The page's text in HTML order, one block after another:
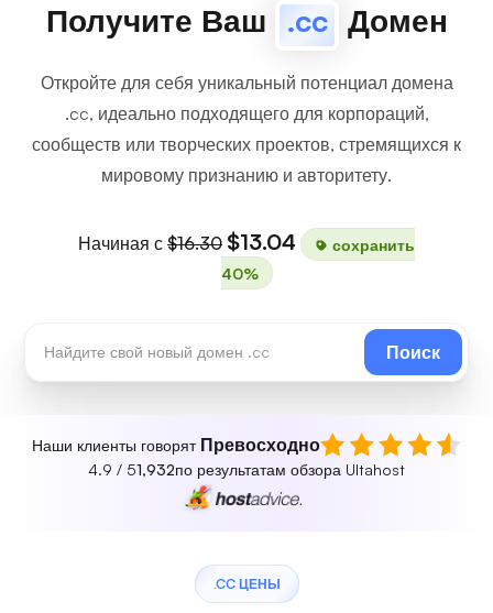
Получите Ваш .cc Домен
Откройте для себя уникальный потенциал домена
.cc, идеально подходящего для корпораций,
сообществ или творческих проектов, стремящихся к
мировому признанию и авторитету.
Начиная с $16.30 $13.04
сохранить
40%
Поиск
Наши клиенты говорят Превосходно
4.9 / 51,932по результатам обзора Ultahost
.CC ЦЕНЫ